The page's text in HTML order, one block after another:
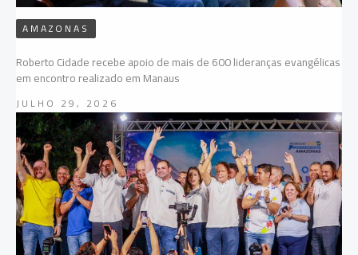
AMAZONAS
Roberto Cidade recebe apoio de mais de 600 lideranças evangélicas
em encontro realizado em Manaus
JULHO 29, 2026